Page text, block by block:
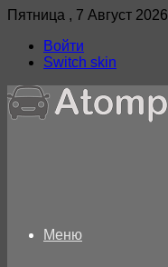
Пятница , 7 Август 2026
Войти
Switch skin
Меню